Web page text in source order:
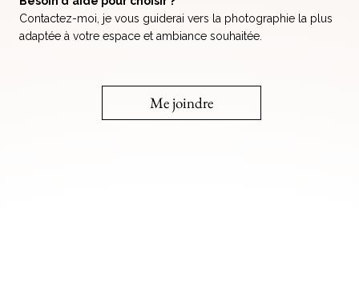
Contactez-moi, je vous guiderai vers la photographie la plus
adaptée à votre espace et ambiance souhaitée.
Me joindre